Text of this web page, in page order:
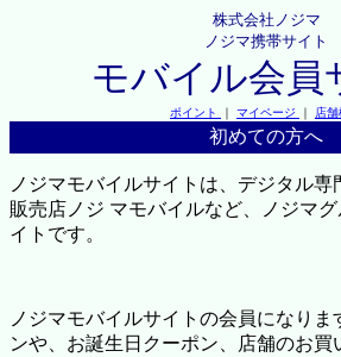
株式会社ノジマ
ノジマ携帯サイト
モバイル会員
ポイント ｜ マイページ ｜ 店
初めての方へ
ノジマモバイルサイトは、デジタル
販売店ノジ マモバイルなど、ノジマ
イトです。
ノジマモバイルサイトの会員になり
ンや、お誕生日クーポン、店舗のお買